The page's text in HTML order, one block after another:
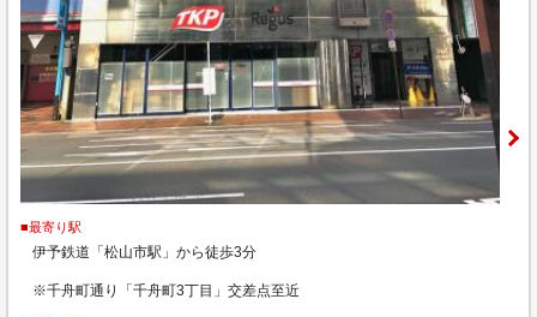
■最寄り駅
伊予鉄道「松山市駅」から徒歩3分
※千舟町通り「千舟町3丁目」交差点至近